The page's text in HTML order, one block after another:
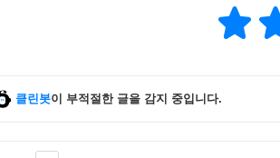
클린봇이 부적절한 글을 감지 중입니다.